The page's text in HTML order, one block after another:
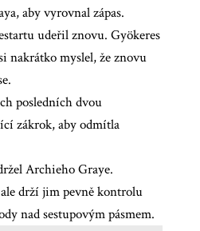
aby vyrovnal zápas.
udeřil znovu. Gyökeres
nakrátko myslel, že znovu
posledních dvou
zákrok, aby odmítla
Archieho Graye.
drží jim pevně kontrolu
nad sestupovým pásmem.